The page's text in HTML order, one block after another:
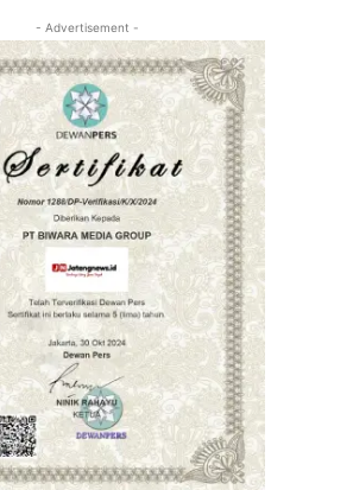
- Advertisement -